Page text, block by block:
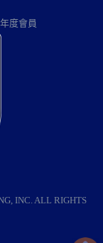
度會員
INC. ALL RIGHTS